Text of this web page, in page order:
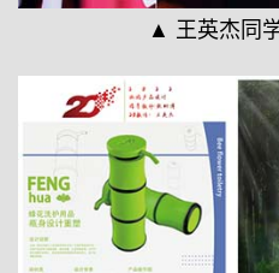
▲ 王英杰同